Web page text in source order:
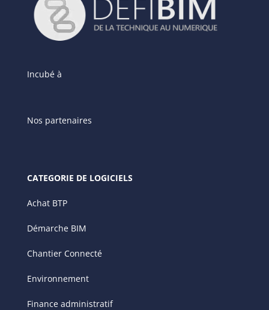
Incubé à
Nos partenaires
CATEGORIE DE LOGICIELS
Achat BTP
Démarche BIM
Chantier Connecté
Environnement
Finance administratif